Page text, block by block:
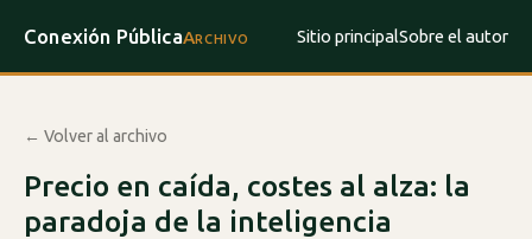
Conexión PúblicaArchivo Sitio principalSobre el autor
← Volver al archivo
Precio en caída, costes al alza: la
paradoja de la inteligencia